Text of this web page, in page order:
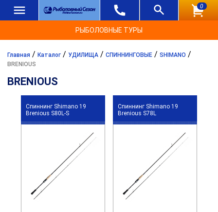
0
РЫБОЛОВНЫЕ ТУРЫ
Главная / Каталог / УДИЛИЩА / СПИННИНГОВЫЕ / SHIMANO /
BRENIOUS
BRENIOUS
Спиннинг Shimano 19
Brenious S80L-S
Спиннинг Shimano 19
Brenious S78L